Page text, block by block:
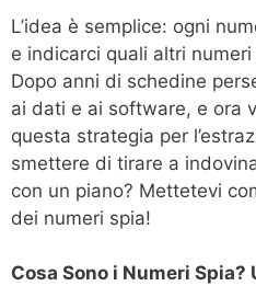
L’idea è semplice: ogni
e indicarci quali altri
Dopo anni di schedine
ai dati e ai software, e ora
questa strategia per
smettere di tirare a
con un piano? Mettetevi
dei numeri spia!
Cosa Sono i Numeri Spia?